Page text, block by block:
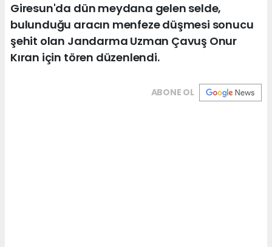
Giresun'da dün meydana gelen selde,
bulunduğu aracın menfeze düşmesi sonucu
şehit olan Jandarma Uzman Çavuş Onur
Kıran için tören düzenlendi.
ABONE OL